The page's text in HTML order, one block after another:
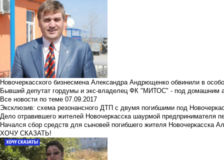
Новочеркасского бизнесмена Александра Андрющенко обвинили в
Бывший депутат гордумы и экс-владелец ФК "МИТОС" - под домашним
Все новости по теме 07.09.2017
Эксклюзив: схема резонансного ДТП с двумя погибшими под
Дело отравившего жителей Новочеркасска шаурмой предпринимателя
Начался сбор средств для сыновей погибшего жителя Новочеркасска
ХОЧУ СКАЗАТЬ!